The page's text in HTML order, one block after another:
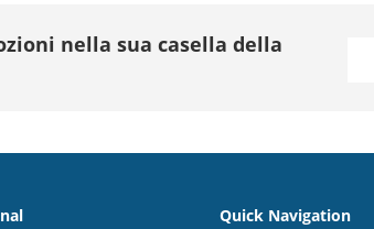
nella sua casella della
Quick Navigation